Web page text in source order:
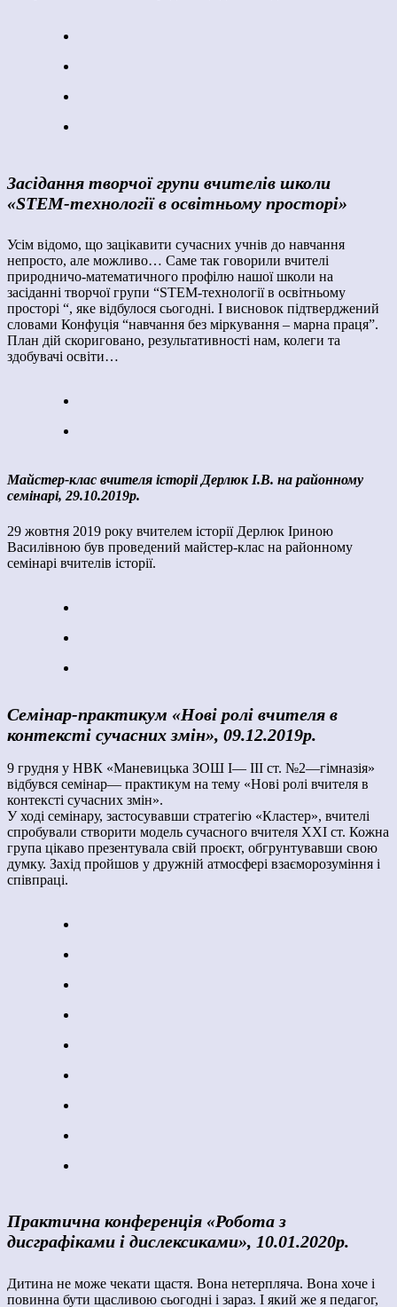
Засідання творчої групи вчителів школи
«STEM-технології в освітньому просторі»
Усім відомо, що зацікавити сучасних учнів до навчання
непросто, але можливо… Саме так говорили вчителі
природничо-математичного профілю нашої школи на
засіданні творчої групи “STEM-технології в освітньому
просторі “, яке відбулося сьогодні. І висновок підтверджений
словами Конфуція “навчання без міркування – марна праця”.
План дій скориговано, результативності нам, колеги та
здобувачі освіти…
Майстер-клас вчителя історіі Дерлюк І.В. на районному
семінарі, 29.10.2019р.
29 жовтня 2019 року вчителем історії Дерлюк Іриною
Василівною був проведений майстер-клас на районному
семінарі вчителів історії.
Семінар-практикум «Нові ролі вчителя в
контексті сучасних змін», 09.12.2019р.
9 грудня у НВК «Маневицька ЗОШ І— ІІІ ст. №2—гімназія»
відбувся семінар— практикум на тему «Нові ролі вчителя в
контексті сучасних змін».
У ході семінару, застосувавши стратегію «Кластер», вчителі
спробували створити модель сучасного вчителя ХХІ ст. Кожна
група цікаво презентувала свій проєкт, обгрунтувавши свою
думку. Захід пройшов у дружній атмосфері взаєморозуміння і
співпраці.
Практична конференція «Робота з
дисграфіками і дислексиками», 10.01.2020р.
Дитина не може чекати щастя. Вона нетерпляча. Вона хоче і
повинна бути щасливою сьогодні і зараз. І який же я педагог,